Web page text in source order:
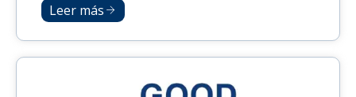
Leer más